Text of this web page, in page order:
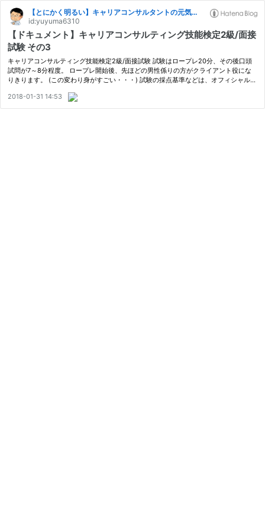
【とにかく明るい】キャリアコンサルタントの元気がでるブログ。
id:yuyuma6310
【ドキュメント】キャリアコンサルティング技能検定2級/面接
試験 その3
キャリアコンサルティング技能検定2級/面接試験 試験はロープレ20分、その後口頭
試問が7～8分程度。 ロープレ開始後、先ほどの男性係りの方がクライアント役にな
りきります。 (この変わり身がすごい・・・) 試験の採点基準などは、オフィシャルサ
2018-01-31 14:53